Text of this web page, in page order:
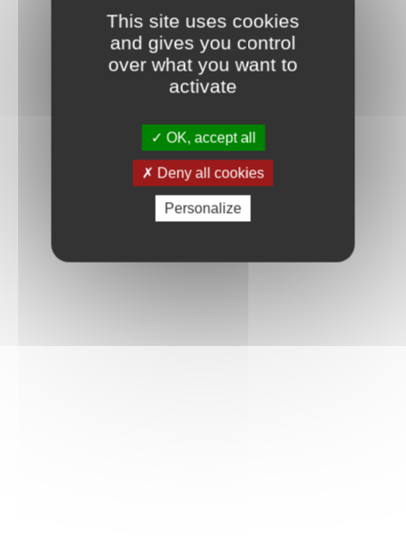
This site uses cookies
and gives you control
over what you want to
activate
OK, accept all
Deny all cookies
Personalize